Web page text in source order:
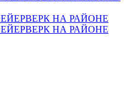
ФЕЙЕРВЕРК НА РАЙОНЕ
ФЕЙЕРВЕРК НА РАЙОНЕ